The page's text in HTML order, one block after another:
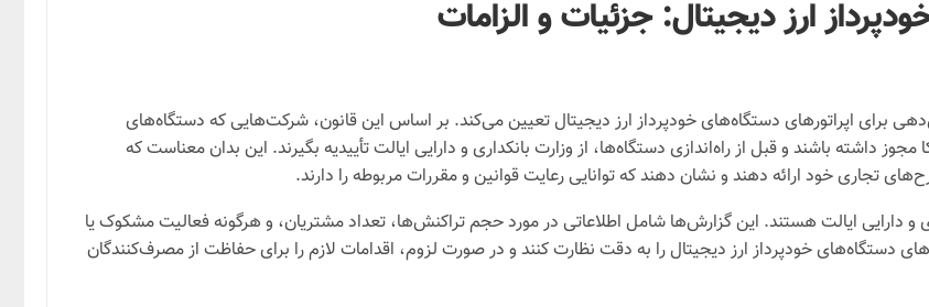
ارز دیجیتال: جزئیات و الزامات
برای اپراتورهای دستگاه‌های خودپرداز ارز دیجیتال تعیین می‌کند. بر اساس این قانون، شرکت‌هایی که دستگاه‌های
مجوز داشته باشند و قبل از راه‌اندازی دستگاه‌ها، از وزارت بانکداری و دارایی ایالت تأییدیه بگیرند. این بدان معناست که
تجاری خود ارائه دهند و نشان دهند که توانایی رعایت قوانین و مقررات مربوطه را دارند.
و دارایی ایالت هستند. این گزارش‌ها شامل اطلاعاتی در مورد حجم تراکنش‌ها، تعداد مشتریان، و هرگونه فعالیت مشکوک یا
دستگاه‌های خودپرداز ارز دیجیتال را به دقت نظارت کنند و در صورت لزوم، اقدامات لازم را برای حفاظت از مصرف‌کنندگان